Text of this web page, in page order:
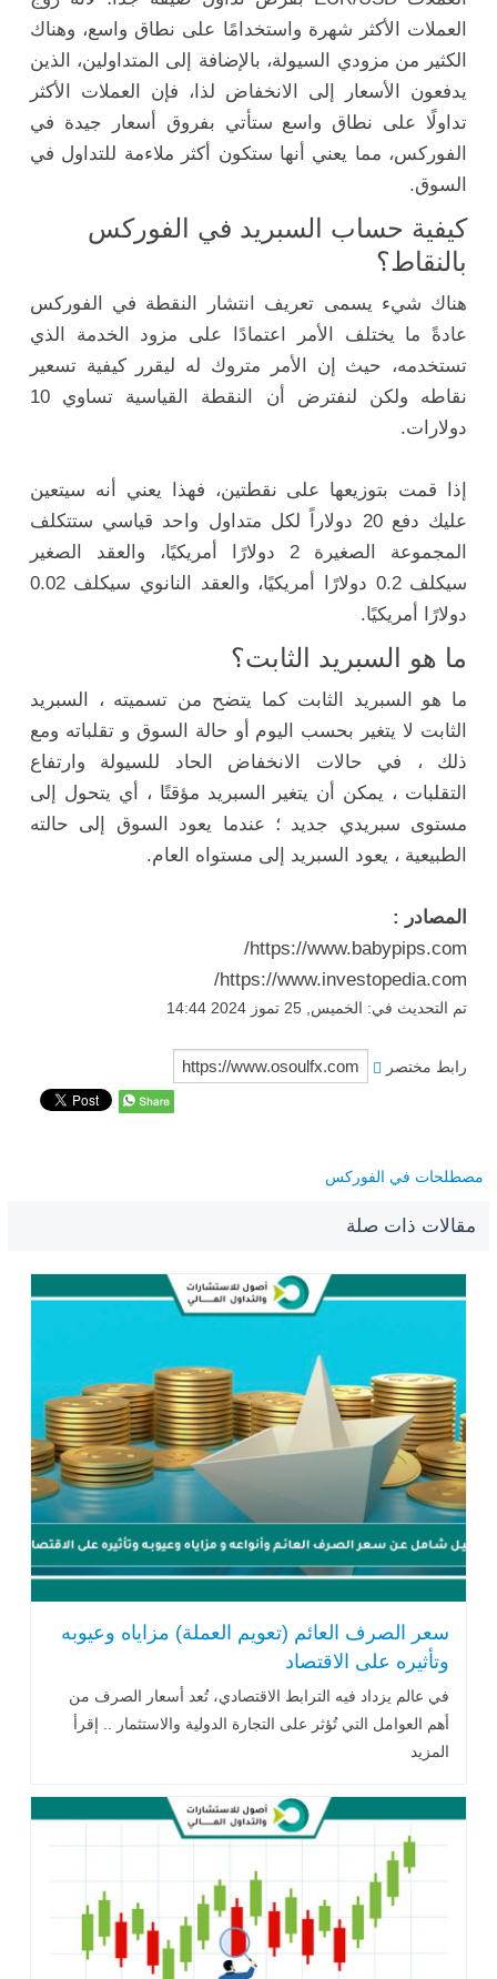
العملات الأكثر شهرة واستخدامًا على نطاق واسع، وهناك
الكثير من مزودي السيولة، بالإضافة إلى المتداولين، الذين
يدفعون الأسعار إلى الانخفاض لذا، فإن العملات الأكثر
تداولًا على نطاق واسع ستأتي بفروق أسعار جيدة في
الفوركس، مما يعني أنها ستكون أكثر ملاءمة للتداول في
السوق.
كيفية حساب السبريد في الفوركس
بالنقاط؟
هناك شيء يسمى تعريف انتشار النقطة في الفوركس
عادةً ما يختلف الأمر اعتمادًا على مزود الخدمة الذي
تستخدمه، حيث إن الأمر متروك له ليقرر كيفية تسعير
نقاطه ولكن لنفترض أن النقطة القياسية تساوي 10
دولارات.
إذا قمت بتوزيعها على نقطتين، فهذا يعني أنه سيتعين
عليك دفع 20 دولاراً لكل متداول واحد قياسي ستتكلف
المجموعة الصغيرة 2 دولارًا أمريكيًا، والعقد الصغير
سيكلف 0.2 دولارًا أمريكيًا، والعقد النانوي سيكلف 0.02
دولارًا أمريكيًا.
ما هو السبريد الثابت؟
ما هو السبريد الثابت كما يتضح من تسميته ، السبريد
الثابت لا يتغير بحسب اليوم أو حالة السوق و تقلباته ومع
ذلك ، في حالات الانخفاض الحاد للسيولة وارتفاع
التقلبات ، يمكن أن يتغير السبريد مؤقتًا ، أي يتحول إلى
مستوى سبريدي جديد ؛ عندما يعود السوق إلى حالته
الطبيعية ، يعود السبريد إلى مستواه العام.
المصادر :
https://www.babypips.com/
https://www.investopedia.com/
تم التحديث في: الخميس, 25 تموز 2024 14:44
رابط مختصر
مصطلحات في الفوركس
مقالات ذات صلة
سعر الصرف العائم (تعويم العملة) مزاياه وعيوبه
وتأثيره على الاقتصاد
في عالم يزداد فيه الترابط الاقتصادي، تُعد أسعار الصرف من
أهم العوامل التي تُؤثر على التجارة الدولية والاستثمار .. إقرأ
المزيد